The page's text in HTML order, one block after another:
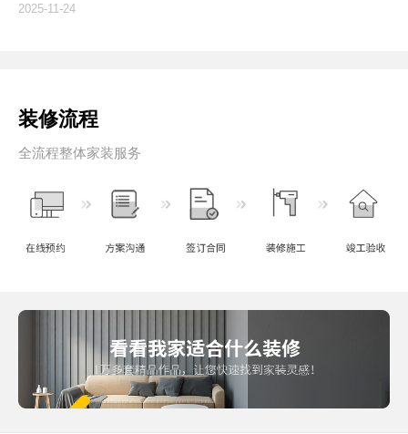
2025-11-24
装修流程
全流程整体家装服务